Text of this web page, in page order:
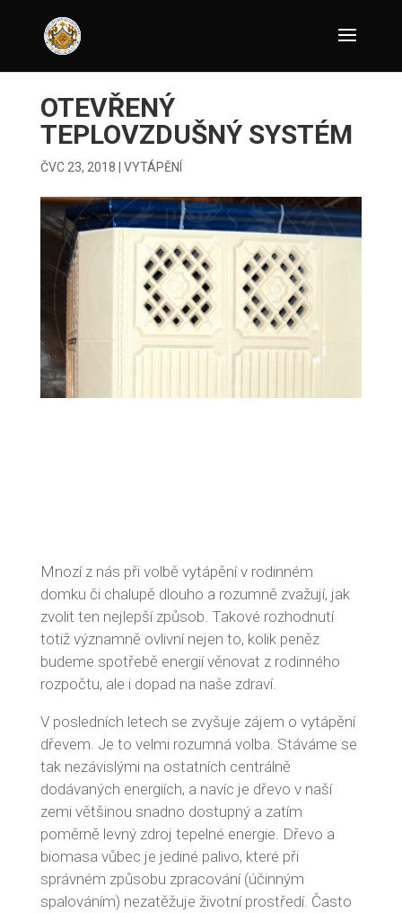
OTEVŘENÝ
TEPLOVZDUŠNÝ SYSTÉM
ČVC 23, 2018 VYTÁPĚNÍ
Mnozí z nás při volbě vytápění v rodinném
domku či chalupě dlouho a rozumně zvažují, jak
zvolit ten nejlepší způsob. Takové rozhodnutí
totiž významně ovlivní nejen to, kolik peněz
budeme spotřebě energií věnovat z rodinného
rozpočtu, ale i dopad na naše zdraví.
V posledních letech se zvyšuje zájem o vytápění
dřevem. Je to velmi rozumná volba. Stáváme se
tak nezávislými na ostatních centrálně
dodávaných energiích, a navíc je dřevo v naší
zemi většinou snadno dostupný a zatím
poměrně levný zdroj tepelné energie. Dřevo a
biomasa vůbec je jediné palivo, které při
správném způsobu zpracování (účinným
spalováním) nezatěžuje životní prostředí. Často